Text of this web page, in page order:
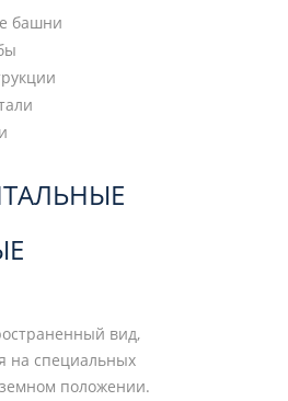
башни
вид,
на специальных
положении.